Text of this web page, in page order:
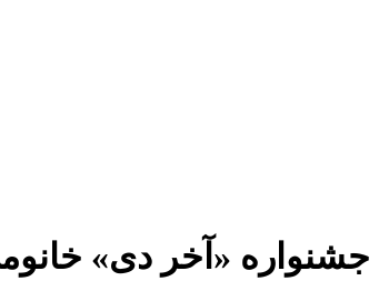
جشنواره «آخر دی» خانومی تا 70